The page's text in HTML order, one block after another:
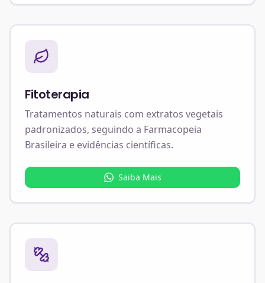
Fitoterapia
Tratamentos naturais com extratos vegetais
padronizados, seguindo a Farmacopeia
Brasileira e evidências científicas.
Saiba Mais